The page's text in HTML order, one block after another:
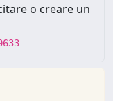
o creare un